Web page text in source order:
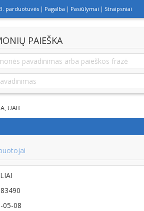
parduotuvės Pagalba Pasiūlymai Straipsniai
PAIEŠKA
UAB
05-08